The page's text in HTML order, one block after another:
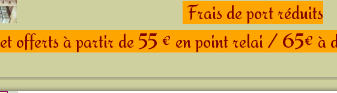
Frais de port réduits
et offerts à partir de 55 € en point relai / 65€ à